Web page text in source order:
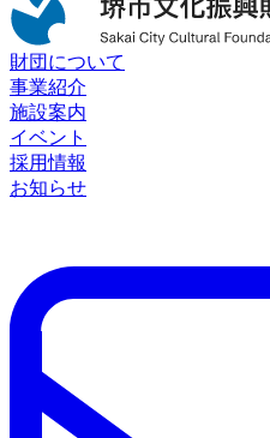
財団について
事業紹介
施設案内
イベント
採用情報
お知らせ